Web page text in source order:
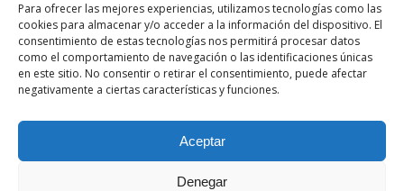
Para ofrecer las mejores experiencias, utilizamos tecnologías como las
cookies para almacenar y/o acceder a la información del dispositivo. El
consentimiento de estas tecnologías nos permitirá procesar datos
como el comportamiento de navegación o las identificaciones únicas
en este sitio. No consentir o retirar el consentimiento, puede afectar
negativamente a ciertas características y funciones.
Aceptar
Denegar
Política de cookies
Aviso legal
Canal ético
SÍGUENOS EN